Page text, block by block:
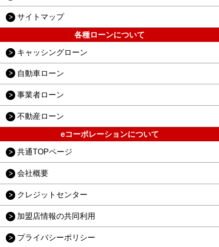
サイトマップ
各種ローンについて
キャッシングローン
自動車ローン
事業者ローン
不動産ローン
eコーポレーションについて
共通TOPページ
会社概要
クレジットセンター
加盟店情報の共同利用
プライバシーポリシー